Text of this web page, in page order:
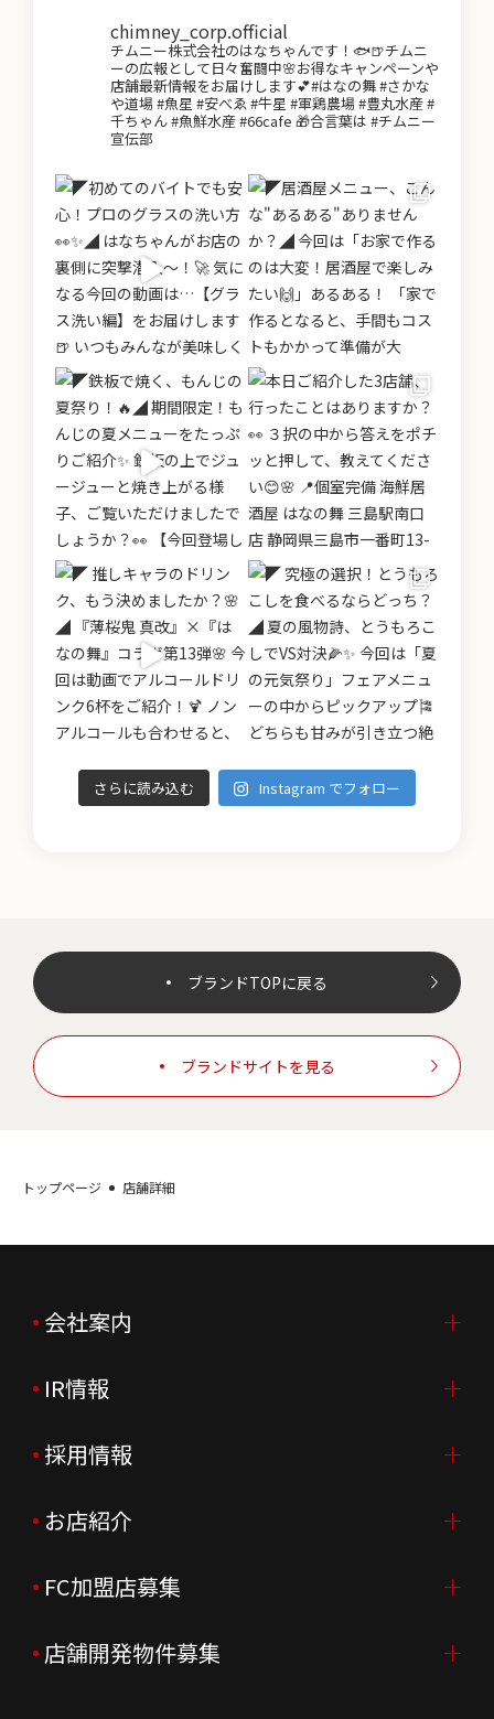
chimney_corp.official
チムニー株式会社のはなちゃんです！🐟🍺チムニ
ーの広報として日々奮闘中🌸お得なキャンペーンや
店舗最新情報をお届けします💕#はなの舞 #さかな
や道場 #魚星 #安べゑ #牛星 #軍鶏農場 #豊丸水産 #
千ちゃん #魚鮮水産 #66cafe 🎁合言葉は #チムニー
宣伝部
さらに読み込む Instagram でフォロー
ブランドTOPに戻る
ブランドサイトを見る
トップページ 店舗詳細
会社案内
会社案内TOP
ご挨拶
会社概要
会社沿革
企業理念
IR情報
IR情報TOP
ニュースリリース
月次売上
決算資料
採用情報
採用情報TOP
新卒採用
中途採用
お店紹介
店舗を探す・予約する
よくあるご質問
FC加盟店募集
FC加盟店募集TOP
店舗開発物件募集